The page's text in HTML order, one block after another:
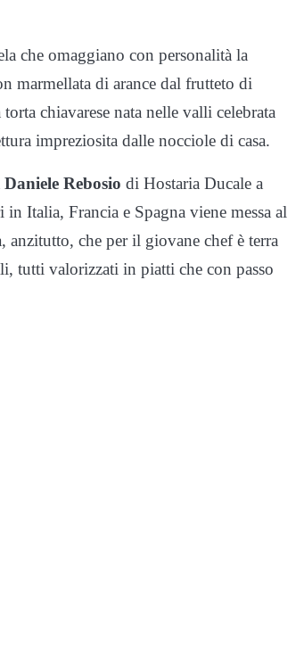
che omaggiano con personalità la
marmellata di arance dal frutteto di
chiavarese nata nelle valli celebrata
impreziosita dalle nocciole di casa.
Daniele Rebosio di Hostaria Ducale a
Italia, Francia e Spagna viene messa al
che per il giovane chef è terra
tutti valorizzati in piatti che con passo